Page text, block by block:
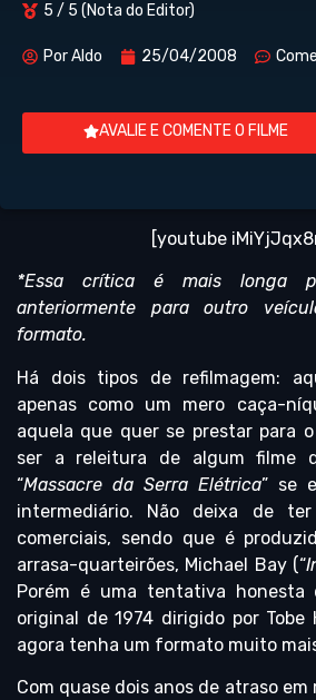
5 / 5 (Nota do Editor)
PorAldo 25/04/2008
AVALIE E COMENTE O FILME
[youtube
*Essa crítica é mais longa
anteriormente para outro
formato.
Há dois tipos de refilmagem:
apenas como um mero caça-
aquela que quer se prestar para
ser a releitura de algum filme
“Massacre da Serra Elétrica” se
intermediário. Não deixa de ter
comerciais, sendo que é
arrasa-quarteirões, Michael Bay (“
Porém é uma tentativa honesta
original de 1974 dirigido por Tobe
agora tenha um formato muito
Com quase dois anos de atraso em